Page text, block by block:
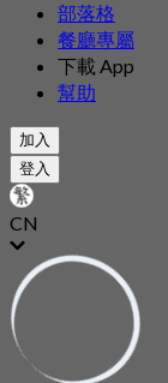
部落格
餐廳專屬
下載 App
幫助
加入
登入
CN